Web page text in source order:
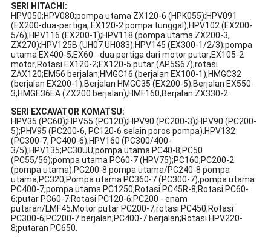
SERI HITACHI:
HPV050;HPV080;pompa utama ZX120-6 (HPK055);HPV091
(EX200-dua-pertiga, EX120-2 pompa tunggal);HPV102 (EX200-
5/6);HPV116 (EX200-1);HPV118 (pompa utama ZX200-3,
ZX270);HPV125B (UH07 UH083);HPV145 (EX300-1/2/3);pompa
utama EX400-5;EX60 - dua pertiga dari motor putar;EX105-2
motor;Rotasi EX120-2;EX120-5 putar (AP5S67);rotasi
ZAX120;EM56 berjalan;HMGC16 (berjalan EX100-1);HMGC32
(berjalan EX200-1);Berjalan HMGC35 (EX200-5);Berjalan EX550-
3;HMGE36EA (ZX200 berjalan);HMF160;Berjalan ZX330-2.
SERI EXCAVATOR KOMATSU:
HPV35 (PC60);HPV55 (PC120);HPV90 (PC200-3);HPV90 (PC200-
5);PHV95 (PC200-6, PC120-6 selain poros pompa).HPV132
(PC300-7, PC400-6);HPV160 (PC300/400-
3/5);HPV135;PC30UU;pompa utama PC40-8;PC50
(PC55/56);pompa utama PC60-7 (HPV75);PC160;PC200-2
(pompa utama);PC200-8 pompa utama/PC240-8 pompa
utama;PC320;Pompa utama PC360-7 (PC300-7);pompa utama
PC400-7;pompa utama PC1250;Rotasi PC45R-8;Rotasi PC60-
6;putar PC60-7;Rotasi PC120-6;PC200 - enam
putaran/LMF45;Motor putar PC200-7;rotasi PC450;Rotasi
PC300-6;PC200-7 berjalan;PC400-7 berjalan;Rotasi HPV220-
8;putaran PC650.